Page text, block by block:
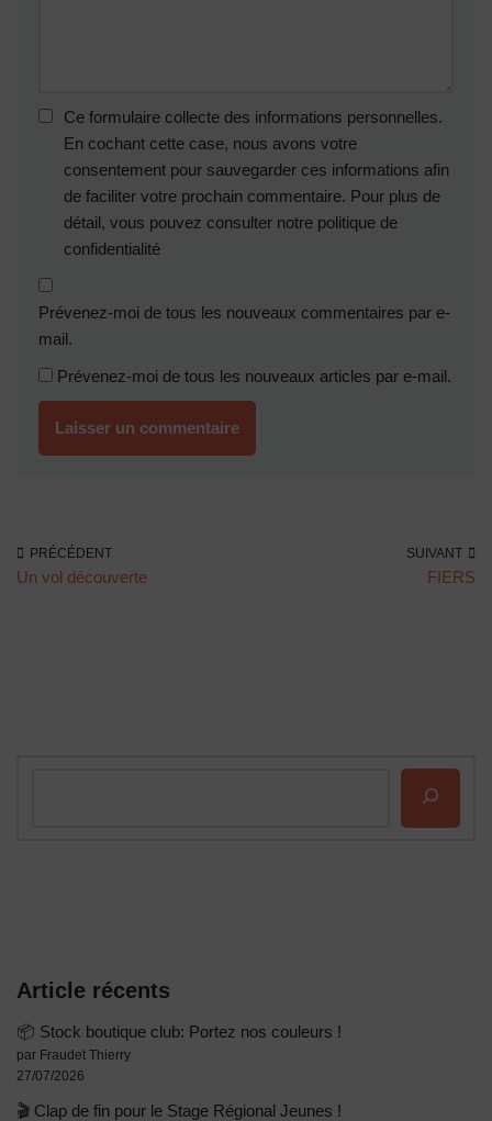
Ce formulaire collecte des informations personnelles.
En cochant cette case, nous avons votre
consentement pour sauvegarder ces informations afin
de faciliter votre prochain commentaire. Pour plus de
détail, vous pouvez consulter notre politique de
confidentialité
Prévenez-moi de tous les nouveaux commentaires par e-
mail.
Prévenez-moi de tous les nouveaux articles par e-mail.
PRÉCÉDENT
Un vol découverte
SUIVANT
FIERS
Article récents
📦 Stock boutique club: Portez nos couleurs !
par Fraudet Thierry
27/07/2026
🎬 Clap de fin pour le Stage Régional Jeunes !